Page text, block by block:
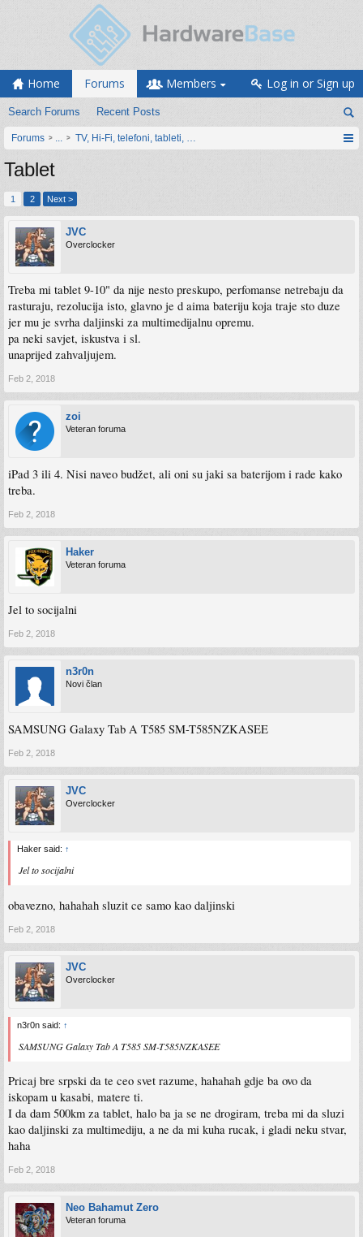
Home Forums
Search Forums Recent Posts
Members Log in or Sign up
Forums ... TV, Hi-Fi, telefoni, tableti, satovi, IoT oprema
Tablet
1 2 Next >
JVC
Overclocker
Treba mi tablet 9-10" da nije nesto preskupo, perfomanse netrebaju da
rasturaju, rezolucija isto, glavno je d aima bateriju koja traje sto duze
jer mu je svrha daljinski za multimedijalnu opremu.
pa neki savjet, iskustva i sl.
unaprijed zahvaljujem.
Feb 2, 2018
zoi
Veteran foruma
iPad 3 ili 4. Nisi naveo budžet, ali oni su jaki sa baterijom i rade kako
treba.
Feb 2, 2018
Haker
Veteran foruma
Jel to socijalni
Feb 2, 2018
n3r0n
Novi član
SAMSUNG Galaxy Tab A T585 SM-T585NZKASEE
Feb 2, 2018
JVC
Overclocker
Haker said: ↑
Jel to socijalni
obavezno, hahahah sluzit ce samo kao daljinski
Feb 2, 2018
JVC
Overclocker
n3r0n said: ↑
SAMSUNG Galaxy Tab A T585 SM-T585NZKASEE
Pricaj bre srpski da te ceo svet razume, hahahah gdje ba ovo da
iskopam u kasabi, matere ti.
I da dam 500km za tablet, halo ba ja se ne drogiram, treba mi da sluzi
kao daljinski za multimediju, a ne da mi kuha rucak, i gladi neku stvar,
haha
Feb 2, 2018
Neo Bahamut Zero
Veteran foruma